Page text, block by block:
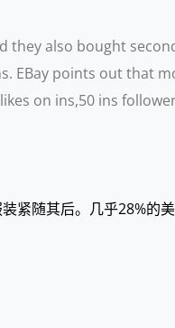
also bought
EBay points out that
on ins,50 ins
紧随其后。几乎28%的